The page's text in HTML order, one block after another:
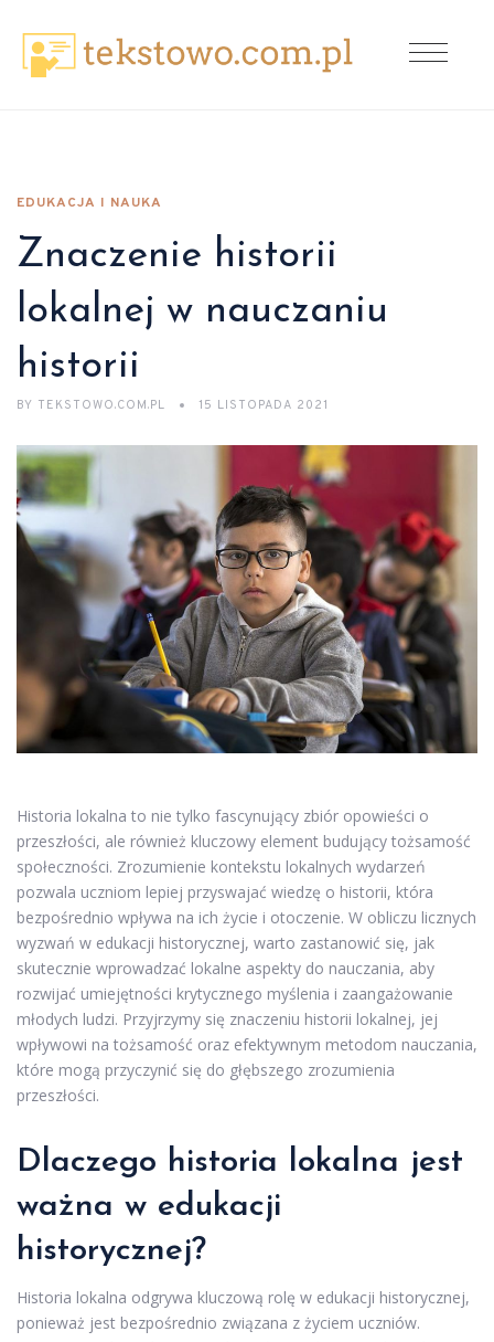
EDUKACJA I NAUKA
Znaczenie historii
lokalnej w nauczaniu
historii
BY TEKSTOWO.COM.PL 15 LISTOPADA 2021
Historia lokalna to nie tylko fascynujący zbiór opowieści o
przeszłości, ale również kluczowy element budujący tożsamość
społeczności. Zrozumienie kontekstu lokalnych wydarzeń
pozwala uczniom lepiej przyswajać wiedzę o historii, która
bezpośrednio wpływa na ich życie i otoczenie. W obliczu licznych
wyzwań w edukacji historycznej, warto zastanowić się, jak
skutecznie wprowadzać lokalne aspekty do nauczania, aby
rozwijać umiejętności krytycznego myślenia i zaangażowanie
młodych ludzi. Przyjrzymy się znaczeniu historii lokalnej, jej
wpływowi na tożsamość oraz efektywnym metodom nauczania,
które mogą przyczynić się do głębszego zrozumienia
przeszłości.
Dlaczego historia lokalna jest
ważna w edukacji
historycznej?
Historia lokalna odgrywa kluczową rolę w edukacji historycznej,
ponieważ jest bezpośrednio związana z życiem uczniów.